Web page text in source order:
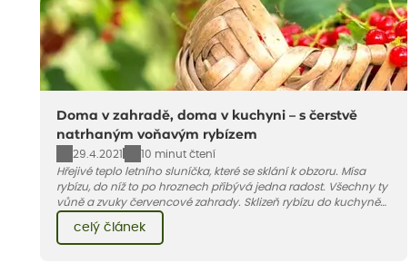
Doma v zahradě, doma v kuchyni – s čerstvě
natrhaným voňavým rybízem
29.4.2021
10 minut čtení
Hřejivé teplo letního sluníčka, které se sklání k obzoru. Mísa
rybízu, do níž to po hroznech přibývá jedna radost. Všechny ty
vůně a zvuky červencové zahrady. Sklizeň rybízu do kuchyně
vnese neuvěřitelný klid a radost. A taky trochu bezstarostnosti
dětství při mlsání babiččina drobenkového koláče s rybízem.
celý článek